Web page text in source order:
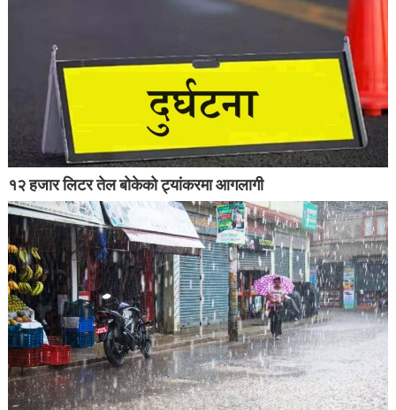
१२ हजार लिटर तेल बोकेको ट्यांकरमा आगलागी